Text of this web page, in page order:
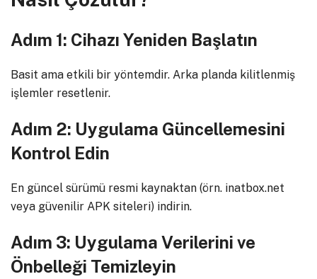
Adım 1: Cihazı Yeniden Başlatın
Basit ama etkili bir yöntemdir. Arka planda kilitlenmiş
işlemler resetlenir.
Adım 2: Uygulama Güncellemesini
Kontrol Edin
En güncel sürümü resmi kaynaktan (örn. inatbox.net
veya güvenilir APK siteleri) indirin.
Adım 3: Uygulama Verilerini ve
Önbelleği Temizleyin